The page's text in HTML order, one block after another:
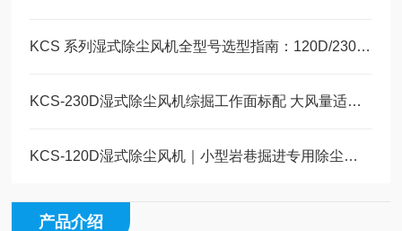
KCS 系列湿式除尘风机全型号选型指南：120D/230D/410D 工况适配对照表
KCS-230D湿式除尘风机综掘工作面标配 大风量适配综掘高效降尘
KCS-120D湿式除尘风机｜小型岩巷掘进专用除尘设备， 低耗适配窄巷道
产品介绍